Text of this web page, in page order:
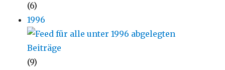
(6)
1996
(9)